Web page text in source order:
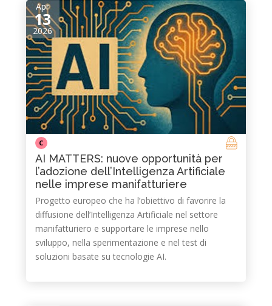
Apr
13
2026
C
AI MATTERS: nuove opportunità per
l’adozione dell’Intelligenza Artificiale
nelle imprese manifatturiere
Progetto europeo che ha l’obiettivo di favorire la
diffusione dell’Intelligenza Artificiale nel settore
manifatturiero e supportare le imprese nello
sviluppo, nella sperimentazione e nel test di
soluzioni basate su tecnologie AI.